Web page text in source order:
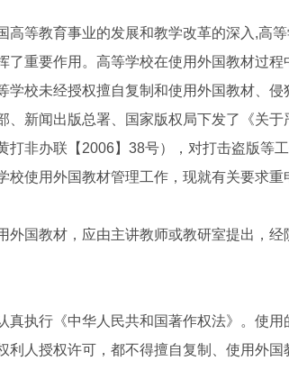
等教育事业的发展和教学改革的深入,高等
了重要作用。高等学校在使用外国教材过程
学校未经授权擅自复制和使用外国教材、侵
、新闻出版总署、国家版权局下发了《关
打非办联【2006】38号），对打击盗版等
校使用外国教材管理工作，现就有关要求重
国教材，应由主讲教师或教研室提出，经
执行《中华人民共和国著作权法》。使用
利人授权许可，都不得擅自复制、使用外国